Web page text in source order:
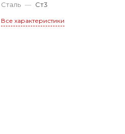
Сталь — Ст3
Все характеристики